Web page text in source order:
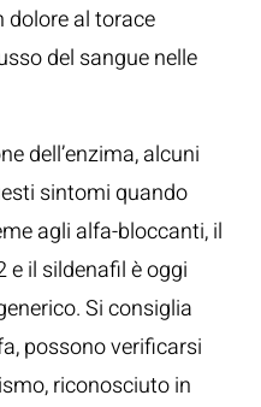
dolore al torace
del sangue nelle
dell’enzima, alcuni
sintomi quando
agli alfa-bloccanti, il
e il sildenafil è oggi
Si consiglia
possono verificarsi
riconosciuto in